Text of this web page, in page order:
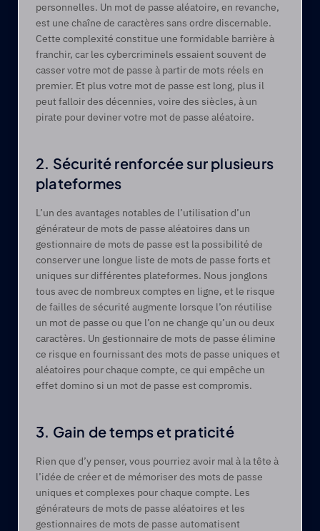
personnelles. Un mot de passe aléatoire, en revanche,
est une chaîne de caractères sans ordre discernable.
Cette complexité constitue une formidable barrière à
franchir, car les cybercriminels essaient souvent de
casser votre mot de passe à partir de mots réels en
premier. Et plus votre mot de passe est long, plus il
peut falloir des décennies, voire des siècles, à un
pirate pour deviner votre mot de passe aléatoire.
2. Sécurité renforcée sur plusieurs
plateformes
L’un des avantages notables de l’utilisation d’un
générateur de mots de passe aléatoires dans un
gestionnaire de mots de passe est la possibilité de
conserver une longue liste de mots de passe forts et
uniques sur différentes plateformes. Nous jonglons
tous avec de nombreux comptes en ligne, et le risque
de failles de sécurité augmente lorsque l’on réutilise
un mot de passe ou que l’on ne change qu’un ou deux
caractères. Un gestionnaire de mots de passe élimine
ce risque en fournissant des mots de passe uniques et
aléatoires pour chaque compte, ce qui empêche un
effet domino si un mot de passe est compromis.
3. Gain de temps et praticité
Rien que d’y penser, vous pourriez avoir mal à la tête à
l’idée de créer et de mémoriser des mots de passe
uniques et complexes pour chaque compte. Les
générateurs de mots de passe aléatoires et les
gestionnaires de mots de passe automatisent